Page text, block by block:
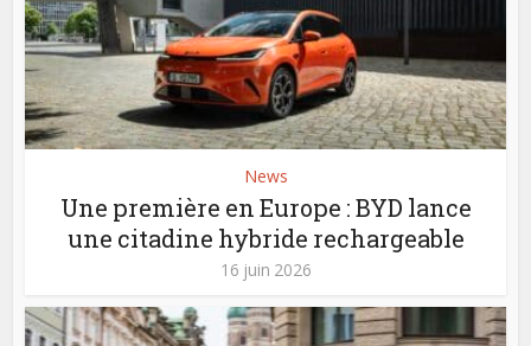
News
Une première en Europe : BYD lance
une citadine hybride rechargeable
16 juin 2026